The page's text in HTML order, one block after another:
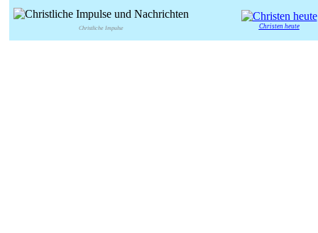
Christliche Impulse Christen heute